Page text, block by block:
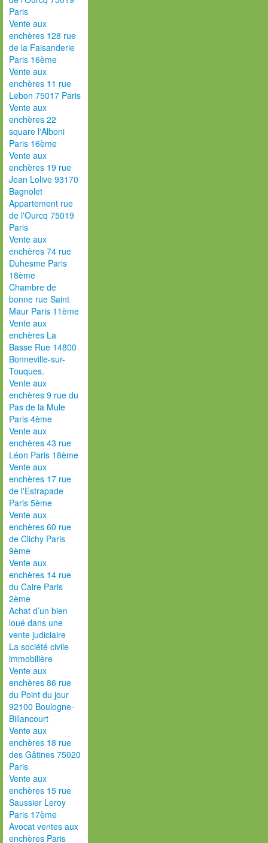
Paris
Vente aux
enchères 128 rue
de la Faisanderie
Paris 16ème
Vente aux
enchères 11 rue
Lebon 75017 Paris
Vente aux
enchères 22
square l'Alboni
Paris 16ème
Vente aux
enchères 19 rue
Jean Lolive 93170
Bagnolet
Appartement rue
de l'Ourcq 75019
Paris
Vente aux
enchères 74 rue
Duhesme Paris
18ème
Chambre de
bonne rue Saint
Maur Paris 11ème
Vente aux
enchères La
Basse Rue 14800
Bonneville-sur-
Touques.
Vente aux
enchères 9 rue du
Pas de la Mule
Paris 4ème
Vente aux
enchères 43 rue
Léon Paris 18ème
Vente aux
enchères 17 rue
de l'Estrapade
Paris 5ème
Vente aux
enchères 60 rue
de Clichy Paris
9ème
Vente aux
enchères 14 rue
du Caire Paris
2ème
Achat d’un bien
loué dans une
vente judiciaire
La société civile
immobilière
Vente aux
enchères 86 rue
du Point du jour
92100 Boulogne-
Billancourt
Vente aux
enchères 18 rue
des Gâtines 75020
Paris
Vente aux
enchères 15 rue
Saussier Leroy
Paris 17ème
Avocat ventes aux
enchères Paris